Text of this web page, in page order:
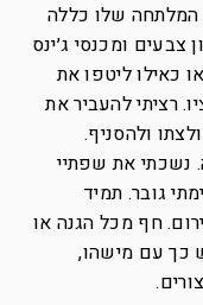
המלתחה שלו כללה
צבעים ומכנסי ג׳ינס
כאילו ליטפו את
רציתי להעביר את
ולהסניף.
נשכתי את שפתיי
גובר. תמיד
חף מכל הגנה או
כך עם מישהו,